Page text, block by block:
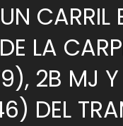
CARRIL
LA
2B MJ
DEL